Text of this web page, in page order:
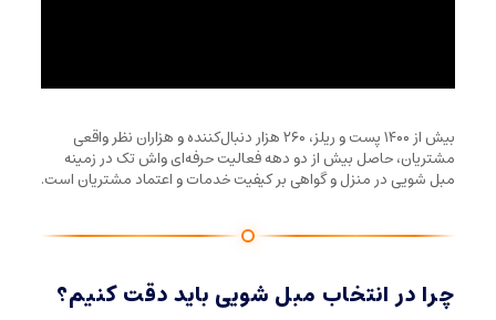
بیش از ۱۴۰۰ پست و ریلز، ۲۶۰ هزار دنبال‌کننده و هزاران نظر واقعی
مشتریان، حاصل بیش از دو دهه فعالیت حرفه‌ای واش تک در زمینه
مبل شویی در منزل و گواهی بر کیفیت خدمات و اعتماد مشتریان است.
چرا در انتخاب مبل شویی باید دقت کنیم؟